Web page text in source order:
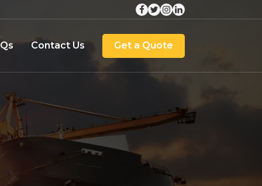
Contact Us Get a Quote